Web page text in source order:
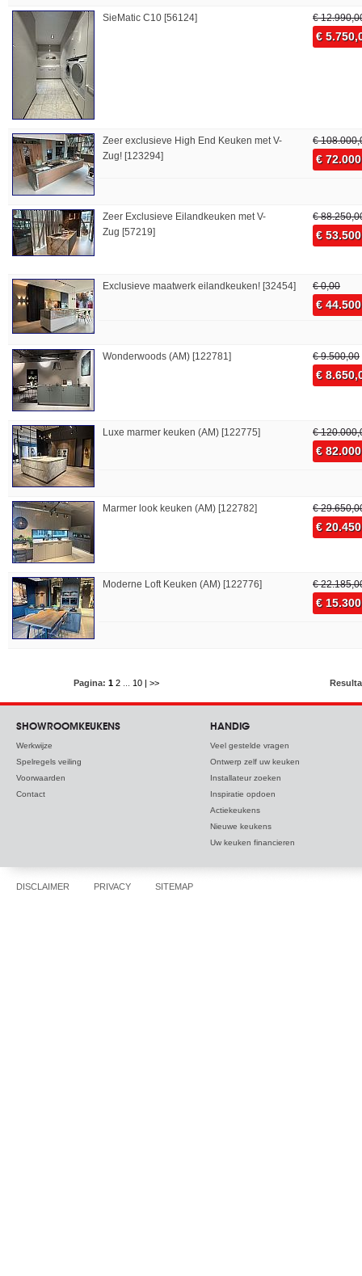
SieMatic C10 [56124] €
€
Zeer exclusieve High End Keuken met V-
Zug! [123294]
€
€
Zeer Exclusieve Eilandkeuken met V-
Zug [57219]
€
€
Exclusieve maatwerk eilandkeuken! [32454] € 0,00
€
Wonderwoods (AM) [122781] € 9.500,00
€
Luxe marmer keuken (AM) [122775] €
€
Marmer look keuken (AM) [122782] €
€
Moderne Loft Keuken (AM) [122776] €
€
Pagina: 1 2 10 | >>
SHOWROOMKEUKENS
Werkwijze
Spelregels veiling
Voorwaarden
Contact
HANDIG
Veel gestelde vragen
Ontwerp zelf uw keuken
Installateur zoeken
Inspiratie opdoen
Actiekeukens
Nieuwe keukens
Uw keuken financieren
DISCLAIMER PRIVACY SITEMAP